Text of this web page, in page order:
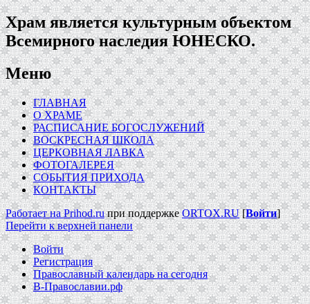
Храм является культурным объектом
Всемирного наследия ЮНЕСКО.
Меню
ГЛАВНАЯ
О ХРАМЕ
РАСПИСАНИЕ БОГОСЛУЖЕНИЙ
ВОСКРЕСНАЯ ШКОЛА
ЦЕРКОВНАЯ ЛАВКА
ФОТОГАЛЕРЕЯ
СОБЫТИЯ ПРИХОДА
КОНТАКТЫ
Работает на Prihod.ruпри поддержкеORTOX.RU[Войти]
Перейти к верхней панели
Войти
Регистрация
Православный календарь на сегодня
В-Православии.рф